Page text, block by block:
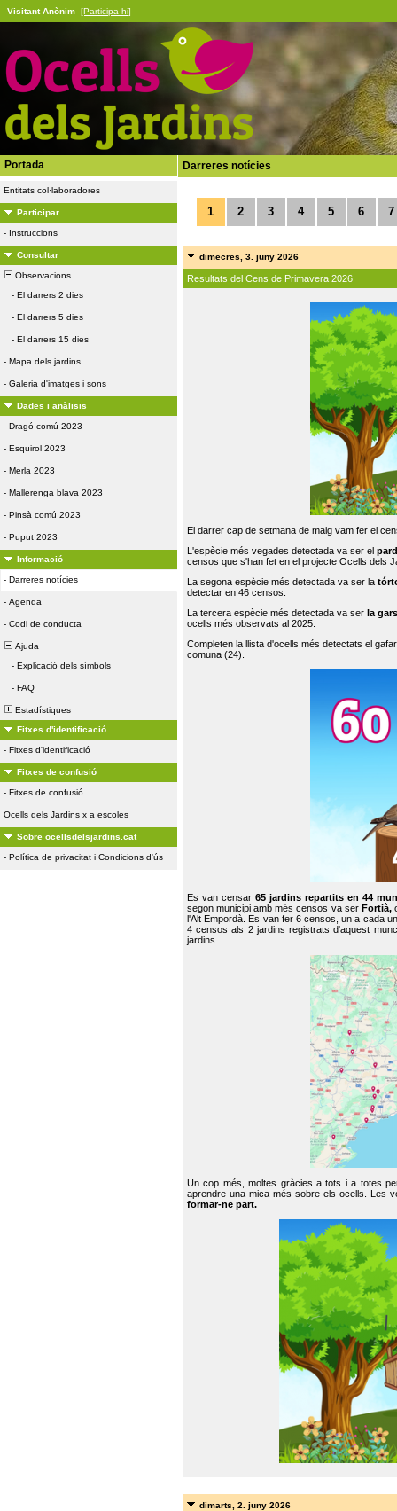
Visitant Anònim [Participa-hi]
Portada
Entitats col·laboradores
Participar
- Instruccions
Consultar
Observacions
- El darrers 2 dies
- El darrers 5 dies
- El darrers 15 dies
- Mapa dels jardins
- Galeria d'imatges i sons
Dades i anàlisis
- Dragó comú 2023
- Esquirol 2023
- Merla 2023
- Mallerenga blava 2023
- Pinsà comú 2023
- Puput 2023
Informació
- Darreres notícies
- Agenda
- Codi de conducta
Ajuda
- Explicació dels símbols
- FAQ
Estadístiques
Fitxes d'identificació
- Fitxes d'identificació
Fitxes de confusió
- Fitxes de confusió
Ocells dels Jardins x a escoles
Sobre ocellsdelsjardins.cat
- Política de privacitat i Condicions d'ús
Darreres notícies
1 2 3 4 5 6 7
dimecres, 3. juny 2026
Resultats del Cens de Primavera 2026
El darrer cap de setmana de maig vam fer el
L'espècie més vegades detectada va ser el
censos que s'han fet en el projecte Ocells dels
La segona espècie més detectada va ser la
detectar en 46 censos.
La tercera espècie més detectada va ser la
ocells més observats al 2025.
Completen la llista d'ocells més detectats el
comuna (24).
Es van censar65 jardins repartits en 44
segon municipi amb més censos va ser Fortià,
l'Alt Empordà. Es van fer 6 censos, un a cada
4 censos als 2 jardins registrats d'aquest
jardins.
Un cop més, moltes gràcies a tots i a totes
aprendre una mica més sobre els ocells. Les
formar-ne part.
dimarts, 2. juny 2026